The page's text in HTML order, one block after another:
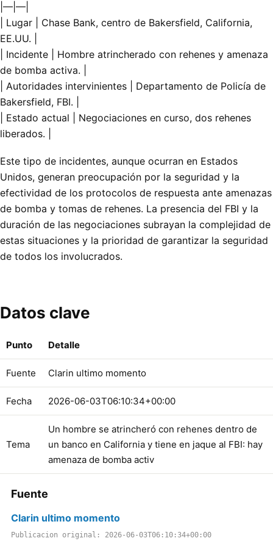
|—|—|
| Lugar | Chase Bank, centro de Bakersfield, California,
EE.UU. |
| Incidente | Hombre atrincherado con rehenes y amenaza
de bomba activa. |
| Autoridades intervinientes | Departamento de Policía de
Bakersfield, FBI. |
| Estado actual | Negociaciones en curso, dos rehenes
liberados. |
Este tipo de incidentes, aunque ocurran en Estados
Unidos, generan preocupación por la seguridad y la
efectividad de los protocolos de respuesta ante amenazas
de bomba y tomas de rehenes. La presencia del FBI y la
duración de las negociaciones subrayan la complejidad de
estas situaciones y la prioridad de garantizar la seguridad
de todos los involucrados.
Datos clave
Punto Detalle
Fuente Clarin ultimo momento
Fecha 2026-06-03T06:10:34+00:00
Tema
Un hombre se atrincheró con rehenes dentro de
un banco en California y tiene en jaque al FBI: hay
amenaza de bomba activ
Fuente
Clarin ultimo momento
Publicacion original: 2026-06-03T06:10:34+00:00